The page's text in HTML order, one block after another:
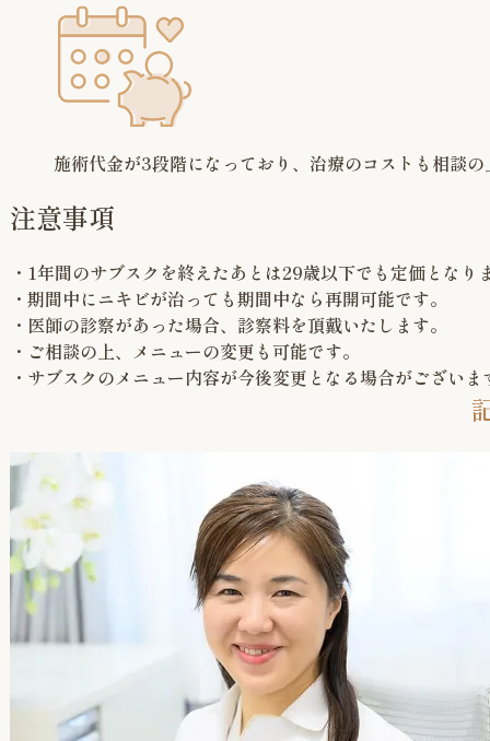
施術代金が3段階になっており、治療のコストも相談
注意事項
・1年間のサブスクを終えたあとは29歳以下でも定価となり
・期間中にニキビが治っても期間中なら再開可能です。
・医師の診察があった場合、診察料を頂戴いたします。
・ご相談の上、メニューの変更も可能です。
・サブスクのメニュー内容が今後変更となる場合がござい